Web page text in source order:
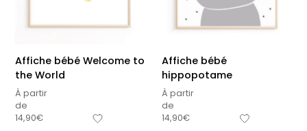
Affiche bébé Welcome to
the World
À partir
de
14,90€
Affiche bébé
hippopotame
À partir
de
14,90€